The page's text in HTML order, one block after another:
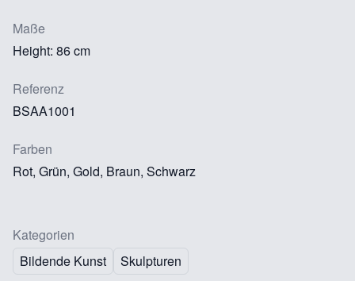
Maße
Height: 86 cm
Referenz
BSAA1001
Farben
Rot, Grün, Gold, Braun, Schwarz
Kategorien
Bildende Kunst
Skulpturen